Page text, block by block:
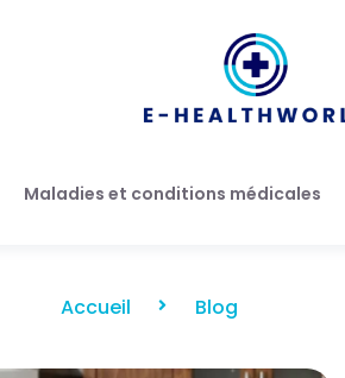
Maladies et conditions médicales
Accueil Blog